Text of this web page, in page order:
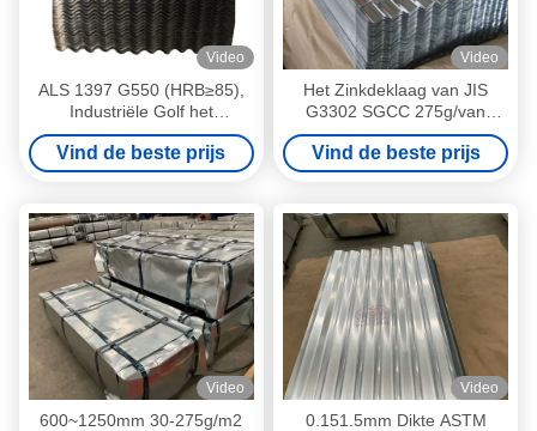
Video
ALS 1397 G550 (HRB≥85),
Industriële Golf het
Dakwerkbladen van ASTM
A653
Vind de beste prijs
Video
Het Zinkdeklaag van JIS
G3302 SGCC 275g/van
Metaal Golfdakwerkm2
Bladen
Vind de beste prijs
Video
600~1250mm 30-275g/m2
Video
0.151.5mm Dikte ASTM